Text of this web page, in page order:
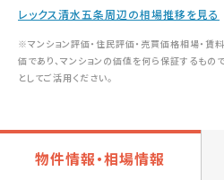
レックス清水五条周辺の相場推移を見る
※マンション評価・住民評価・売買価格相場・賃
価であり、マンションの価値を何ら保証するもの
としてご活用ください。
物件情報・相場情報